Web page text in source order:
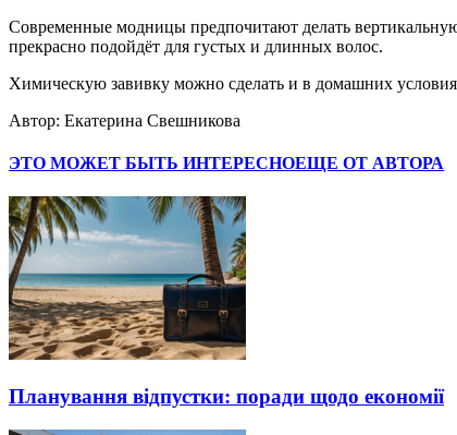
Современные модницы предпочитают делать
прекрасно подойдёт для густых и длинных волос.
Химическую завивку можно сделать и в домашних
Автор: Екатерина Свешникова
ЭТО МОЖЕТ БЫТЬ ИНТЕРЕСНОЕЩЕ ОТ АВТОРА
Планування відпустки: поради щодо економії